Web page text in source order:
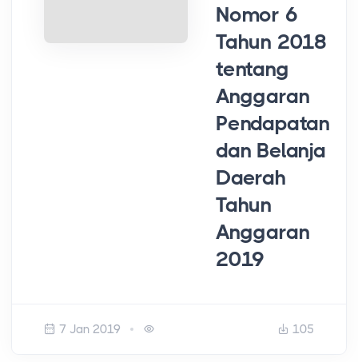
Nomor 6
Tahun 2018
tentang
Anggaran
Pendapatan
dan Belanja
Daerah
Tahun
Anggaran
2019
7 Jan 2019 105